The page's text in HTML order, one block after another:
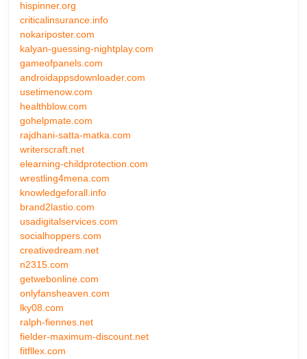
hispinner.org
criticalinsurance.info
nokariposter.com
kalyan-guessing-nightplay.com
gameofpanels.com
androidappsdownloader.com
usetimenow.com
healthblow.com
gohelpmate.com
rajdhani-satta-matka.com
writerscraft.net
elearning-childprotection.com
wrestling4mena.com
knowledgeforall.info
brand2lastio.com
usadigitalservices.com
socialhoppers.com
creativedream.net
n2315.com
getwebonline.com
onlyfansheaven.com
lky08.com
ralph-fiennes.net
fielder-maximum-discount.net
fitfllex.com